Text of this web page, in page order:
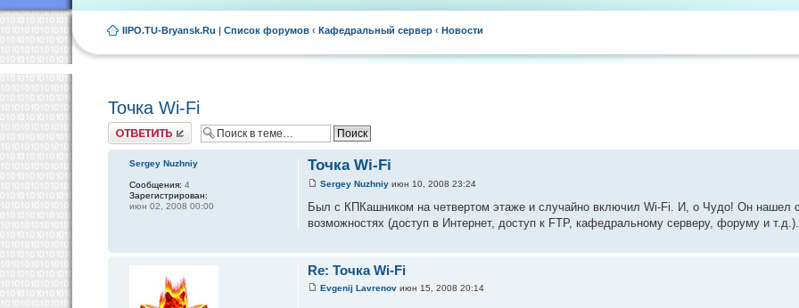
IIPO.TU-Bryansk.Ru | Список форумов ‹ Кафедральный сервер ‹ Новости
Точка Wi-Fi
Ответить
Точка Wi-Fi
Sergey Nuzhniyиюн 10, 2008 23:24
Был с КПКашником на четвертом этаже и случайно включил Wi-Fi. И, о Чудо! Он нашел
возможностях (доступ в Интернет, доступ к FTP, кафедральному серверу, форуму и т.д.).
Sergey Nuzhniy
Сообщения: 4
Зарегистрирован:
июн 02, 2008 00:00
Re: Точка Wi-Fi
Evgenij Lavrenov июн 15, 2008 20:14